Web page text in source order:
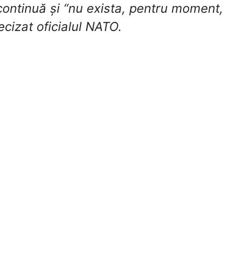
și “nu exista, pentru moment,
oficialul NATO.